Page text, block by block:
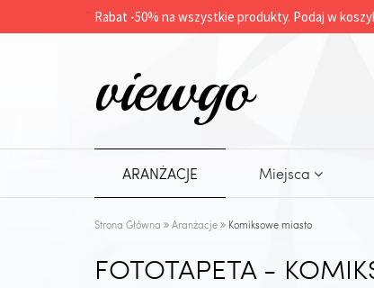
Rabat -50% na wszystkie produkty. Podaj w
viewgo
ARANŻACJE Miejsca
Strona Główna Aranżacje Komiksowe miasto
FOTOTAPETA -